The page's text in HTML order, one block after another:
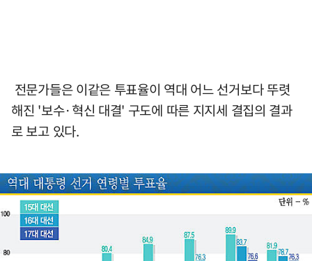
전문가들은 이같은 투표율이 역대 어느 선거보다 뚜렷
해진 '보수·혁신 대결' 구도에 따른 지지세 결집의 결과
로 보고 있다.